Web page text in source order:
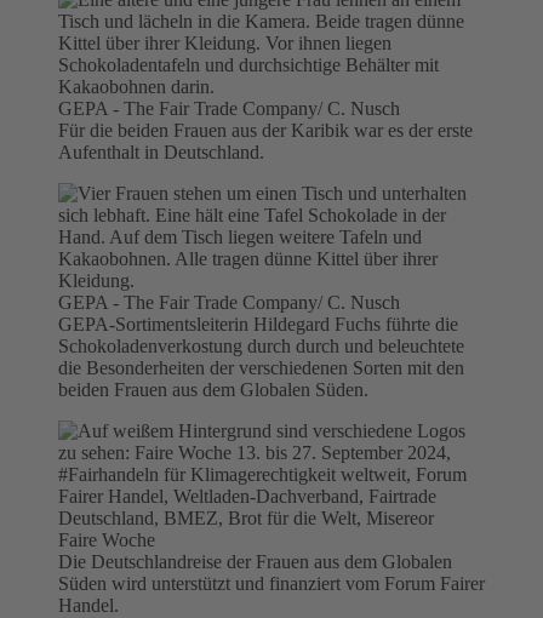
GEPA - The Fair Trade Company/ C. Nusch
Für die beiden Frauen aus der Karibik war es der erste
Aufenthalt in Deutschland.
GEPA - The Fair Trade Company/ C. Nusch
GEPA-Sortimentsleiterin Hildegard Fuchs führte die
Schokoladenverkostung durch durch und beleuchtete
die Besonderheiten der verschiedenen Sorten mit den
beiden Frauen aus dem Globalen Süden.
Faire Woche
Die Deutschlandreise der Frauen aus dem Globalen
Süden wird unterstützt und finanziert vom Forum Fairer
Handel.